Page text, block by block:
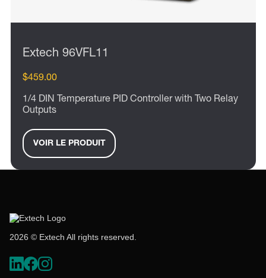
Extech 96VFL11
$459.00
1/4 DIN Temperature PID Controller with Two Relay
Outputs
VOIR LE PRODUIT
2026 © Extech All rights reserved.